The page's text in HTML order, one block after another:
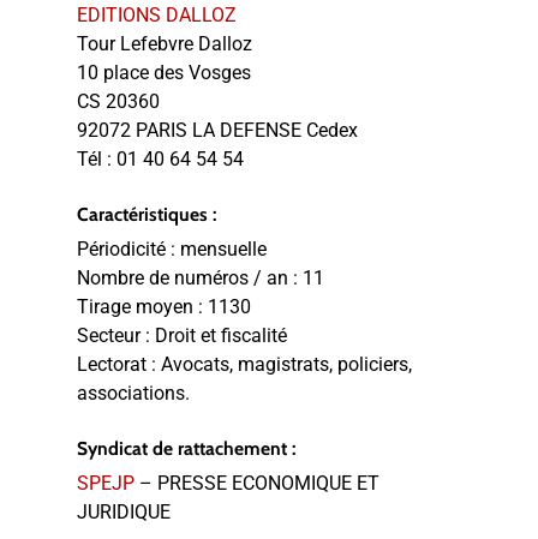
EDITIONS DALLOZ
Tour Lefebvre Dalloz
10 place des Vosges
CS 20360
92072 PARIS LA DEFENSE Cedex
Tél : 01 40 64 54 54
Caractéristiques :
Périodicité : mensuelle
Nombre de numéros / an : 11
Tirage moyen : 1130
Secteur : Droit et fiscalité
Lectorat : Avocats, magistrats, policiers,
associations.
Syndicat de rattachement :
SPEJP – PRESSE ECONOMIQUE ET
JURIDIQUE